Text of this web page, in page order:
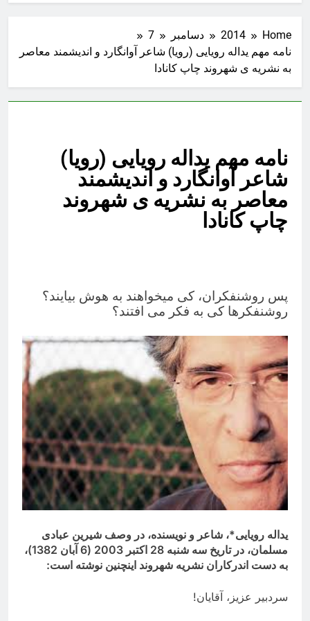
Home
2014 دسامبر
7
نامه مهم یداله رویایی (رویا) شاعر آوانگارد و اندیشمند معاصر
به نشریه ی شهروند چاپ کانادا
نامه مهم یداله رویایی (رویا)
شاعر آوانگارد و اندیشمند
معاصر به نشریه ی شهروند
چاپ کانادا
پس روشنفكران، كی میخواهند به هوش بیایند؟
روشنفكرها كی به فكر می افتند؟
یداله رویایی*، شاعر و نویسنده، در وصف شیرین عبادی
مسلمان، در تاریخ سه شنبه 28 اکتبر 2003 (6 آبان 1382)،
به دست اندرکاران نشریه شهروند اینچنین نوشته است:
سردبیر عزیز، آقایان!